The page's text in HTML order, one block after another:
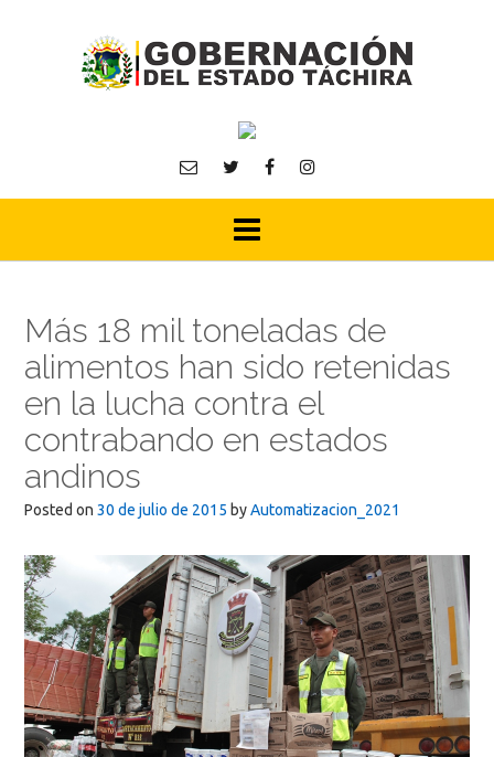
Más 18 mil toneladas de
alimentos han sido retenidas
en la lucha contra el
contrabando en estados
andinos
Posted on 30 de julio de 2015 byAutomatizacion_2021